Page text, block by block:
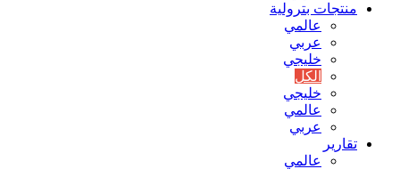
منتجات بترولية
عالمي
عربي
خليجي
الكل
خليجي
عالمي
عربي
تقارير
عالمي